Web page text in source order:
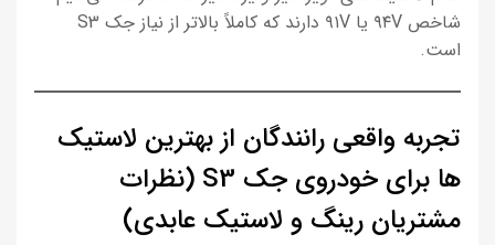
شاخص ۹۴V یا ۹۱V دارند که کاملاً بالاتر از نیاز جک S3
است.
تجربه واقعی رانندگان از بهترین لاستیک
ها برای خودروی جک S3 (نظرات
مشتریان رینگ و لاستیک عابدی)